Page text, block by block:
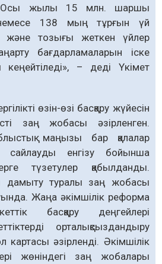
Осы жылы 15 млн. шаршы
138 мың тұрғын үй
және тозығы жеткен үйлер
бағдарламаларын іске
– деді Үкімет
өзін-өзі басқару жүйесін
заң жобасы әзірленген.
маңызы бар қалалар
сайлауды енгізу бойынша
түзетулер қабылданды.
дамыту туралы заң жобасы
Жаңа әкімшілік реформа
басқару деңгейлері
орталықсыздандыру
картасы әзірленді. Әкімшілік
жөніндегі заң жобалары